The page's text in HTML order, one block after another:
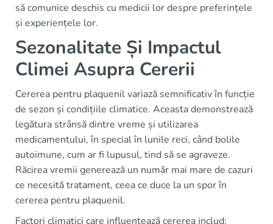
să comunice deschis cu medicii lor despre preferințele
și experiențele lor.
Sezonalitate Și Impactul
Climei Asupra Cererii
Cererea pentru plaquenil variază semnificativ în funcție
de sezon și condițiile climatice. Aceasta demonstrează
legătura strânsă dintre vreme și utilizarea
medicamentului, în special în lunile reci, când bolile
autoimune, cum ar fi lupusul, tind să se agraveze.
Răcirea vremii generează un număr mai mare de cazuri
ce necesită tratament, ceea ce duce la un spor în
cererea pentru plaquenil.
Factori climatici care influențează cererea includ: